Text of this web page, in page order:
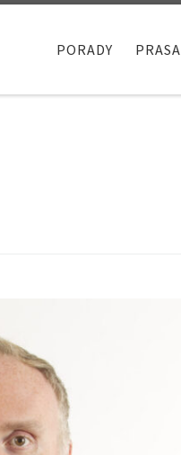
PORADY PRASA